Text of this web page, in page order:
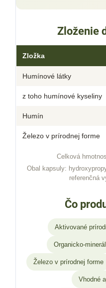
Zloženie
Zložka
Humínové látky
z toho humínové kyseliny
Humín
Železo v prírodnej forme
Celková
Obal kapsuly:
referenčná
Čo
Aktivované
Organicko-
Železo v prírodnej forme
Vhodné